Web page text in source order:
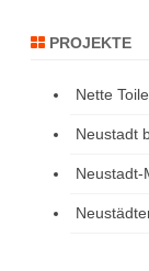
PROJEKTE
Nette
Neustadt
Neustadt-